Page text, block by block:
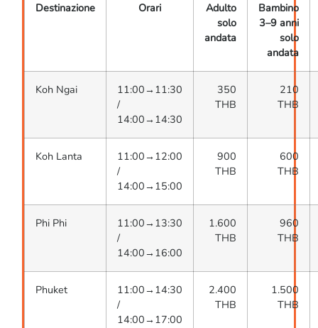
Destinazione Orari
Adulto
solo
andata
Bambino
3–9 anni
solo
andata
Koh Ngai
11:00→11:30
/
14:00→14:30
350
THB
210
THB
Koh Lanta
11:00→12:00
/
14:00→15:00
900
THB
600
THB
Phi Phi
11:00→13:30
/
14:00→16:00
1.600
THB
960
THB
Phuket
11:00→14:30
/
14:00→17:00
2.400
THB
1.500
THB